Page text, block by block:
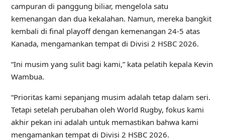
campuran di panggung biliar, mengelola satu
kemenangan dan dua kekalahan. Namun, mereka bangkit
kembali di final playoff dengan kemenangan 24-5 atas
Kanada, mengamankan tempat di Divisi 2 HSBC 2026.
“Ini musim yang sulit bagi kami,” kata pelatih kepala Kevin
Wambua.
“Prioritas kami sepanjang musim adalah tetap dalam seri.
Tetapi setelah perubahan oleh World Rugby, fokus kami
akhir pekan ini adalah untuk memastikan bahwa kami
mengamankan tempat di Divisi 2 HSBC 2026.